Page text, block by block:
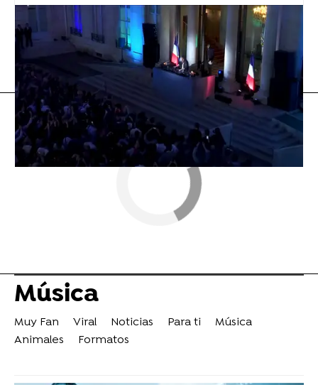
Música Youtubers
Flooxer Now » Música
Música
Muy Fan Viral Noticias Para ti
Música
Animales
Formatos